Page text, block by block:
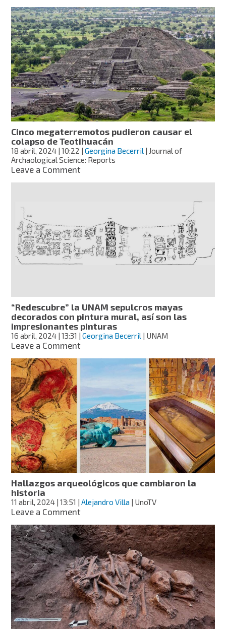
hallazgo
en
Tulum:
un
chultún
único
y
restos
óseos,
que
revelan
rituales
ancestrales
Cinco megaterremotos pudieron causar el
colapso de Teotihuacán
18 abril, 2024 | 10:22 |Georgina Becerril | Journal of
Archaological Science: Reports
Leave a Commenton
colapso
de
Teotihuacán
“Redescubre” la UNAM sepulcros mayas
decorados con pintura mural, así son las
impresionantes pinturas
16 abril, 2024 | 13:31 |Georgina Becerril | UNAM
Leave a Commenton
UNAM
mayas
decorados
con
pintura
mural,
así
son
las
impresionantes
pinturas
Hallazgos arqueológicos que cambiaron la
historia
11 abril, 2024 | 13:51 |Alejandro Villa | UnoTV
Leave a Commenton
arqueológicos
que
cambiaron
la
historia